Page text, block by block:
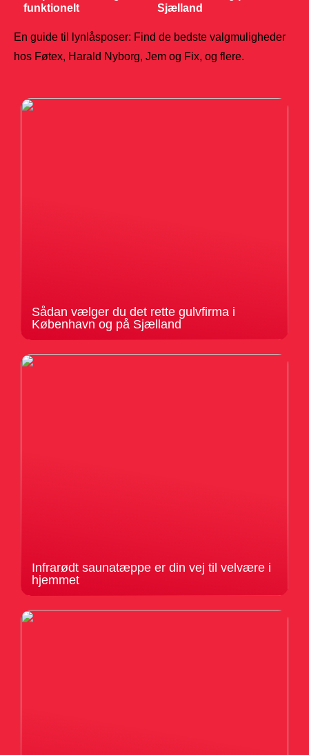
funktionelt
Sjælland
En guide til lynlåsposer: Find de bedste valgmuligheder
hos Føtex, Harald Nyborg, Jem og Fix, og flere.
Sådan vælger du det rette gulvfirma i
København og på Sjælland
Infrarødt saunatæppe er din vej til velvære i
hjemmet